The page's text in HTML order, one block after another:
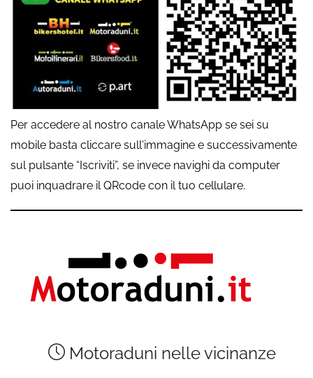
Per accedere al nostro canale WhatsApp se sei su
mobile basta cliccare sull'immagine e successivamente
sul pulsante “Iscriviti”, se invece navighi da computer
puoi inquadrare il QRcode con il tuo cellulare.
Motoraduni nelle vicinanze